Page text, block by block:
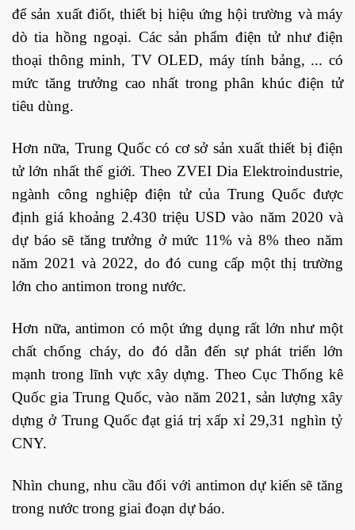
để sản xuất điốt, thiết bị hiệu ứng hội trường và máy
dò tia hồng ngoại. Các sản phẩm điện tử như điện
thoại thông minh, TV OLED, máy tính bảng, ... có
mức tăng trưởng cao nhất trong phân khúc điện tử
tiêu dùng.
Hơn nữa, Trung Quốc có cơ sở sản xuất thiết bị điện
tử lớn nhất thế giới. Theo ZVEI Dia Elektroindustrie,
ngành công nghiệp điện tử của Trung Quốc được
định giá khoảng 2.430 triệu USD vào năm 2020 và
dự báo sẽ tăng trưởng ở mức 11% và 8% theo năm
năm 2021 và 2022, do đó cung cấp một thị trường
lớn cho antimon trong nước.
Hơn nữa, antimon có một ứng dụng rất lớn như một
chất chống cháy, do đó dẫn đến sự phát triển lớn
mạnh trong lĩnh vực xây dựng. Theo Cục Thống kê
Quốc gia Trung Quốc, vào năm 2021, sản lượng xây
dựng ở Trung Quốc đạt giá trị xấp xỉ 29,31 nghìn tỷ
CNY.
Nhìn chung, nhu cầu đối với antimon dự kiến ​​sẽ tăng
trong nước trong giai đoạn dự báo.